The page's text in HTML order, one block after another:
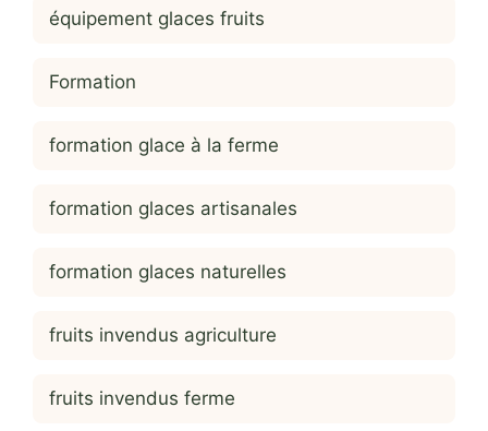
équipement glaces fruits
Formation
formation glace à la ferme
formation glaces artisanales
formation glaces naturelles
fruits invendus agriculture
fruits invendus ferme